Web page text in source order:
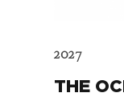
2027
THE